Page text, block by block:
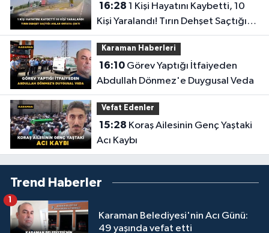
16:28
Kişi Yaralandı! Tırın Dehşet Saçtığı
Anlar Ortaya Çıktı
Karaman Haberleri
16:10Görev Yaptığı İtfaiyeden
Abdullah Dönmez'e Duygusal Veda
Vefat Edenler
15:28
Acı Kaybı
Trend Haberler
Karaman Belediyesi'nin Acı Günü:
49 yaşında vefat etti
1